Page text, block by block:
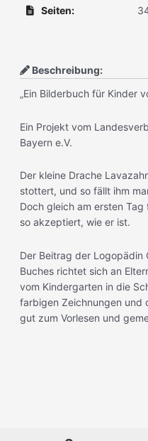
Seiten:
Beschreibung:
„Ein Bilderbuch für Kinder
Ein Projekt vom
Bayern e.V.
Der kleine Drache
stottert, und so fällt ihm
Doch gleich am ersten
so akzeptiert, wie er ist.
Der Beitrag der Logopädin
Buches richtet sich an
vom Kindergarten in die
farbigen Zeichnungen und
gut zum Vorlesen und